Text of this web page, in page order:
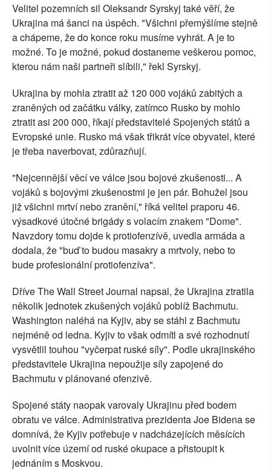
Velitel pozemních sil Oleksandr Syrskyj také věří, že
Ukrajina má šanci na úspěch. "Všichni přemýšlíme stejně
a chápeme, že do konce roku musíme vyhrát. A je to
možné. To je možné, pokud dostaneme veškerou pomoc,
kterou nám naši partneři slíbili," řekl Syrskyj.
Ukrajina by mohla ztratit až 120 000 vojáků zabitých a
zraněných od začátku války, zatímco Rusko by mohlo
ztratit asi 200 000, říkají představitelé Spojených států a
Evropské unie. Rusko má však třikrát více obyvatel, které
je třeba naverbovat, zdůrazňují.
"Nejcennější věcí ve válce jsou bojové zkušenosti... A
vojáků s bojovými zkušenostmi je jen pár. Bohužel jsou
již všichni mrtví nebo zranění," říká velitel praporu 46.
výsadkové útočné brigády s volacím znakem "Dome".
Navzdory tomu dojde k protiofenzívě, uvedla armáda a
dodala, že "buď to budou masakry a mrtvoly, nebo to
bude profesionální protiofenzíva".
Dříve The Wall Street Journal napsal, že Ukrajina ztratila
několik jednotek zkušených vojáků poblíž Bachmutu.
Washington naléhá na Kyjiv, aby se stáhl z Bachmutu
nejméně od ledna. Kyjiv to však odmítl a své rozhodnutí
vysvětlil touhou "vyčerpat ruské síly". Podle ukrajinského
představitele Ukrajina nepoužije síly zapojené do
Bachmutu v plánované ofenzivě.
Spojené státy naopak varovaly Ukrajinu před bodem
obratu ve válce. Administrativa prezidenta Joe Bidena se
domnívá, že Kyjiv potřebuje v nadcházejících měsících
uvolnit více území od ruské okupace a přistoupit k
jednáním s Moskvou.